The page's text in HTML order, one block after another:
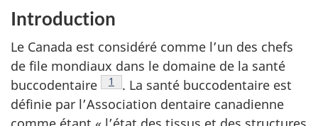
Introduction
Le Canada est considéré comme l’un des chefs
de file mondiaux dans le domaine de la santé
buccodentaire
Note de bas de page
1 . La santé buccodentaire est
définie par l’Association dentaire canadienne